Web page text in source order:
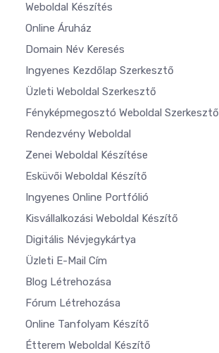
Weboldal Készítés
Online Áruház
Domain Név Keresés
Ingyenes Kezdőlap Szerkesztő
Üzleti Weboldal Szerkesztő
Fényképmegosztó Weboldal Szerkesztő
Rendezvény Weboldal
Zenei Weboldal Készítése
Esküvői Weboldal Készítő
Ingyenes Online Portfólió
Kisvállalkozási Weboldal Készítő
Digitális Névjegykártya
Üzleti E-Mail Cím
Blog Létrehozása
Fórum Létrehozása
Online Tanfolyam Készítő
Étterem Weboldal Készítő